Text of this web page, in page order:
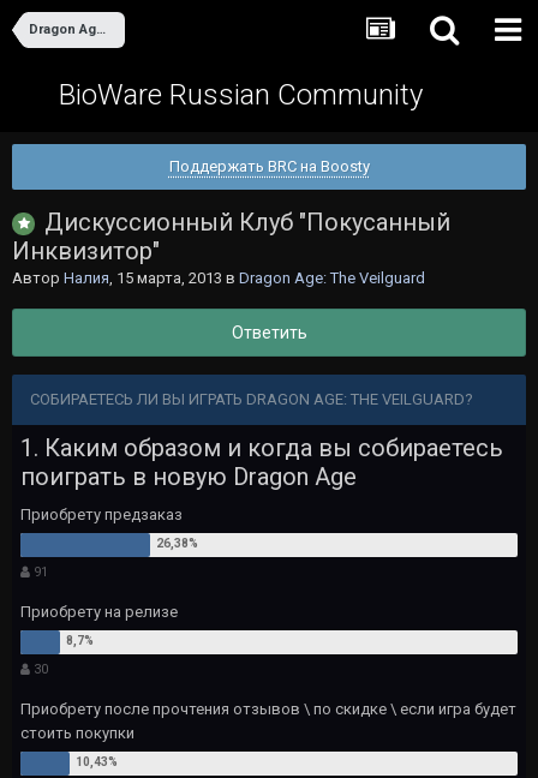
Dragon Age: The Veilguard
BioWare Russian Community
Поддержать BRC на Boosty
Дискуссионный Клуб "Покусанный
Инквизитор"
Автор Налия, 15 марта, 2013 в Dragon Age: The Veilguard
Ответить
СОБИРАЕТЕСЬ ЛИ ВЫ ИГРАТЬ DRAGON AGE: THE VEILGUARD?
1. Каким образом и когда вы собираетесь
поиграть в новую Dragon Age
Приобрету предзаказ
91
Приобрету на релизе
30
Приобрету после прочтения отзывов \ по скидке \ если игра будет
стоить покупки